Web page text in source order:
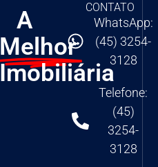
A
Melhor
Imobiliária
CONTATO
WhatsApp:
(45) 3254-
3128
Telefone:
(45)
3254-
3128